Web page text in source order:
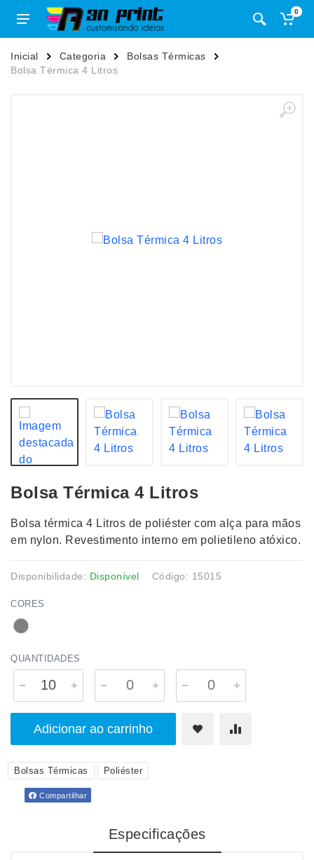
0
Inicial Categoria
Bolsas Térmicas
Bolsa Térmica 4 Litros
Bolsa Térmica 4 Litros
Bolsa térmica 4 Litros de poliéster com alça para mãos
em nylon. Revestimento interno em polietileno atóxico.
Disponibilidade: Disponível Código: 15015
CORES
QUANTIDADES
Adicionar ao carrinho
Bolsas Térmicas Poliéster
Compartilhar
Especificações